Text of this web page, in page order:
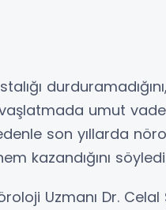
umut
son yıllarda
kazandığını
Uzmanı Dr.